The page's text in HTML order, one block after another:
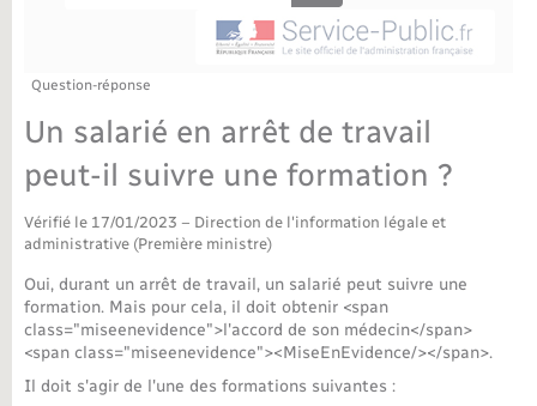
Bibliothèques
Tourisme
Nouvel habitant
Nouvelle activité
Question-réponse
Un salarié en arrêt de travail
peut-il suivre une formation ?
Vérifié le 17/01/2023 – Direction de l'information légale et
administrative (Première ministre)
Oui, durant un arrêt de travail, un salarié peut suivre une
formation. Mais pour cela, il doit obtenir <span
class="miseenevidence">l'accord de son médecin</span>
<span class="miseenevidence"><MiseEnEvidence/></span>.
Il doit s'agir de l'une des formations suivantes :